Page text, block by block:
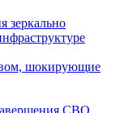
зеркально
шокирующие
СВО